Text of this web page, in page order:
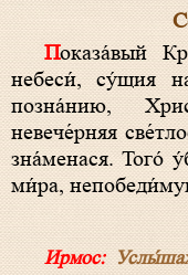
Показа́вый Креста́ боже́ственный о́браз на
небеси́, су́щия
позна́нию,
невече́рняя
зна́менася. Того́
ми́ра,
Ирмос:Услы́шах